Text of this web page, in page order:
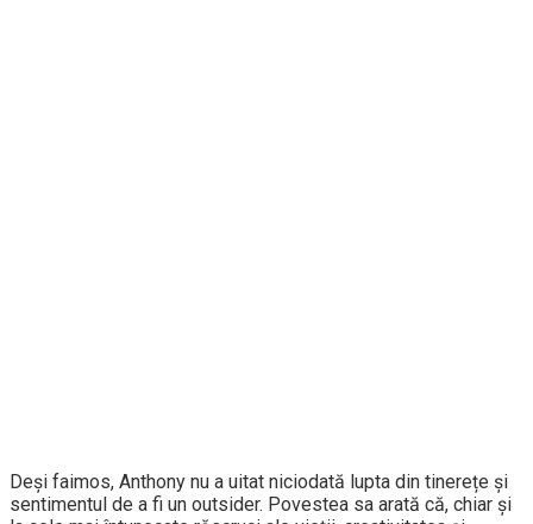
Deși faimos, Anthony nu a uitat niciodată lupta din tinerețe și
sentimentul de a fi un outsider. Povestea sa arată că, chiar și